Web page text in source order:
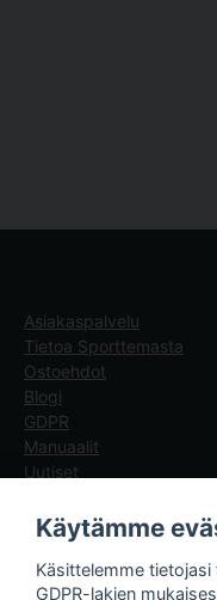
Asiakaspalvelu
Tietoa Sporttemasta
Ostoehdot
Blogi
GDPR
Manuaalit
Uutiset
Käytämme
Käsittelemme
GDPR-lakien